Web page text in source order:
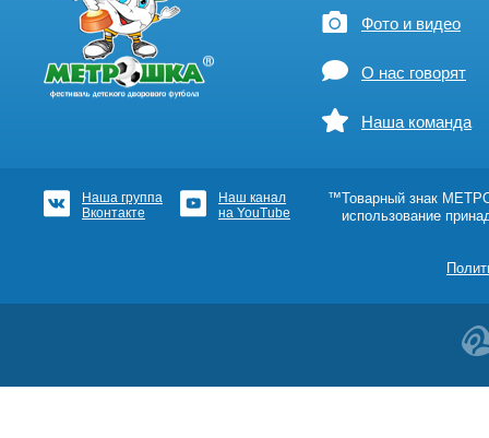
Фото и видео
О нас говорят
Наша команда
Наша группа
Вконтакте
Наш канал
на YouTube
™Товарный знак
использование